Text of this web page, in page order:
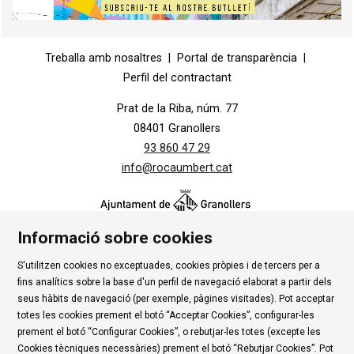
Treballa amb nosaltres
Portal de transparència
Perfil del contractant
Prat de la Riba, núm. 77
08401 Granollers
93 860 47 29
info@rocaumbert.cat
Contacte | Instància Genèrica | Alta Tercers
|
Ús de Cookies
| Política de privadesa | Avís Legal
|
Condicions d'ús Roca Umbert
Informació sobre cookies
S'utilitzen cookies no exceptuades, cookies pròpies i de tercers per a
fins analítics sobre la base d'un perfil de navegació elaborat a partir dels
seus hàbits de navegació (per exemple, pàgines visitades). Pot acceptar
totes les cookies prement el botó “Acceptar Cookies”, configurar-les
prement el botó “Configurar Cookies”, o rebutjar-les totes (excepte les
Cookies tècniques necessàries) prement el botó “Rebutjar Cookies”. Pot